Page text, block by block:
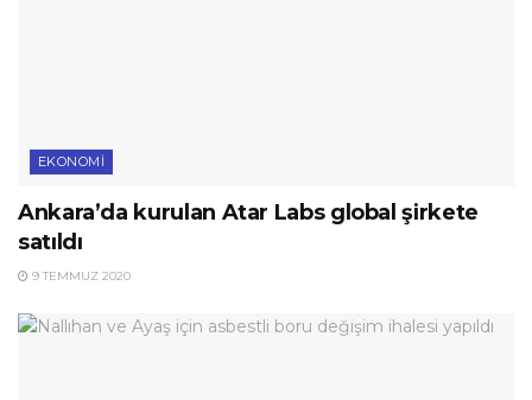
EKONOMI
Ankara’da kurulan Atar Labs global şirkete
satıldı
9 TEMMUZ 2020